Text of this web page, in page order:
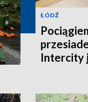
ŁÓDŹ
Intercity